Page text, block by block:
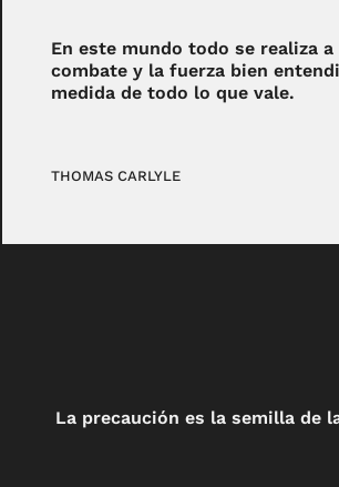
En este mundo todo se realiza a
combate y la fuerza bien
medida de todo lo que vale.
THOMAS CARLYLE
La precaución es la semilla de